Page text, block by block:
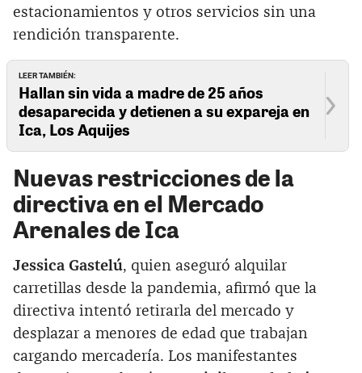
estacionamientos y otros servicios sin una
rendición transparente.
LEER TAMBIÉN:
Hallan sin vida a madre de 25 años
desaparecida y detienen a su expareja en
Ica, Los Aquijes
Nuevas restricciones de la
directiva en el Mercado
Arenales de Ica
Jessica Gastelú, quien aseguró alquilar
carretillas desde la pandemia, afirmó que la
directiva intentó retirarla del mercado y
desplazar a menores de edad que trabajan
cargando mercadería. Los manifestantes